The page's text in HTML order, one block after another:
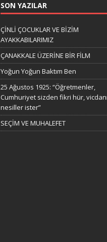
SON YAZILAR
ÇİNLİ ÇOCUKLAR VE BİZİM
AYAKKABILARIMIZ
ÇANAKKALE ÜZERİNE BİR FİLM
Yoğun Yoğun Baktım Ben
25 Ağustos 1925: “Öğretmenler,
Cumhuriyet sizden fikri hür,
nesiller ister”
SEÇİM VE MUHALEFET